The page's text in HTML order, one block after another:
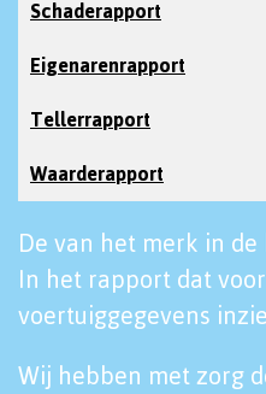
Schaderapport
Eigenarenrapport
Tellerrapport
Waarderapport
De van het merk in
In het rapport dat
voertuiggegevens
Wij hebben met zorg